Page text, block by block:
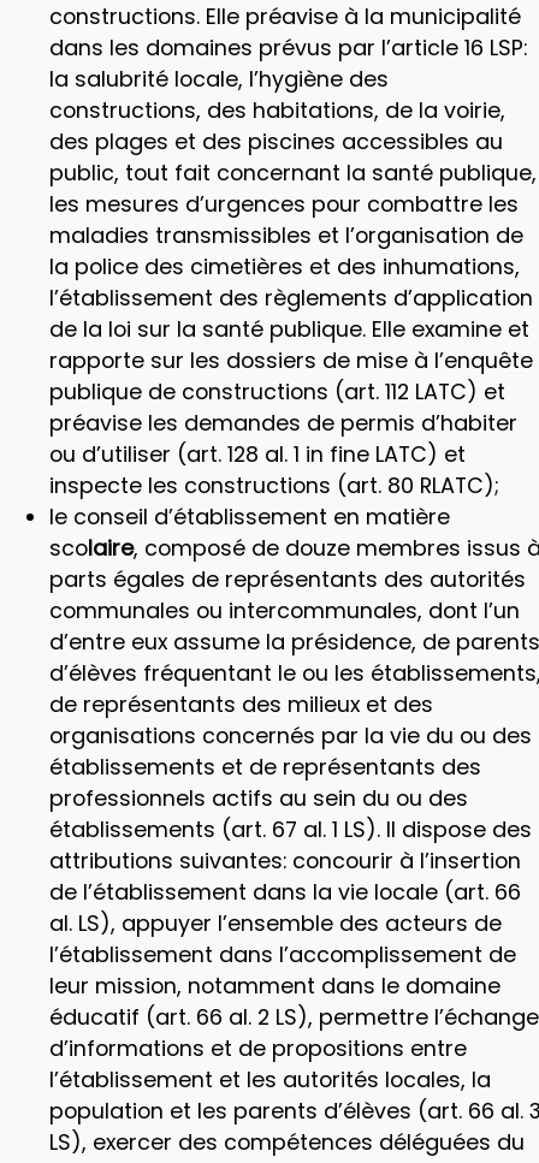
constructions. Elle préavise à la municipalité
dans les domaines prévus par l’article 16 LSP:
la salubrité locale, l’hygiène des
constructions, des habitations, de la voirie,
des plages et des piscines accessibles au
public, tout fait concernant la santé publique,
les mesures d’urgences pour combattre les
maladies transmissibles et l’organisation de
la police des cimetières et des inhumations,
l’établissement des règlements d’application
de la loi sur la santé publique. Elle examine et
rapporte sur les dossiers de mise à l’enquête
publique de constructions (art. 112 LATC) et
préavise les demandes de permis d’habiter
ou d’utiliser (art. 128 al. 1 in fine LATC) et
inspecte les constructions (art. 80 RLATC);
le conseil d’établissement en matière
scolaire, composé de douze membres issus
parts égales de représentants des autorités
communales ou intercommunales, dont l’un
d’entre eux assume la présidence, de parents
d’élèves fréquentant le ou les
de représentants des milieux et des
organisations concernés par la vie du ou des
établissements et de représentants des
professionnels actifs au sein du ou des
établissements (art. 67 al. 1 LS). Il dispose des
attributions suivantes: concourir à l’insertion
de l’établissement dans la vie locale (art. 66
al. LS), appuyer l’ensemble des acteurs de
l’établissement dans l’accomplissement de
leur mission, notamment dans le domaine
éducatif (art. 66 al. 2 LS), permettre l’échange
d’informations et de propositions entre
l’établissement et les autorités locales, la
population et les parents d’élèves (art. 66 al.
LS), exercer des compétences déléguées du